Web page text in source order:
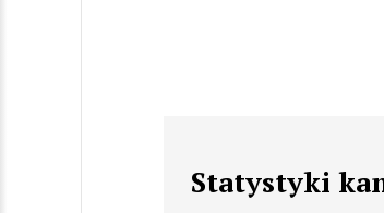
Statystyki